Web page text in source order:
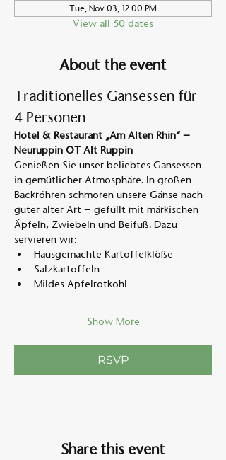
Tue, Nov 03, 12:00 PM
View all 50 dates
About the event
Traditionelles Gansessen für
4 Personen
Hotel & Restaurant „Am Alten Rhin“ –
Neuruppin OT Alt Ruppin
Genießen Sie unser beliebtes Gansessen
in gemütlicher Atmosphäre. In großen
Backröhren schmoren unsere Gänse nach
guter alter Art – gefüllt mit märkischen
Äpfeln, Zwiebeln und Beifuß. Dazu
servieren wir:
Hausgemachte Kartoffelklöße
Salzkartoffeln
Mildes Apfelrotkohl
Show More
RSVP
Share this event